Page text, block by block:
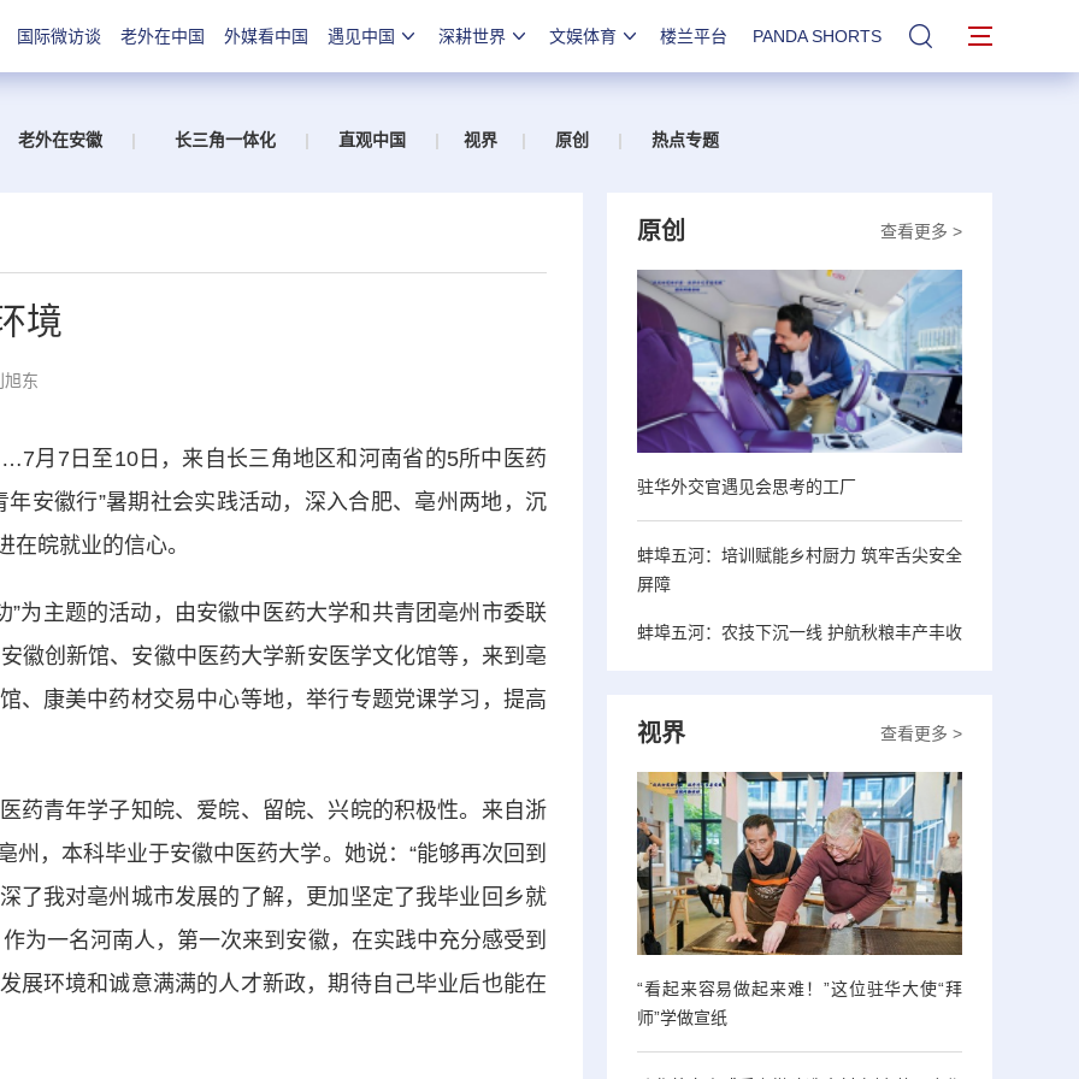
国际微访谈 老外在中国 外媒看中国 遇见中国 深耕世界 文娱体育 楼兰平台 PANDA SHORTS 站内搜索
老外在安徽 | 长三角一体化 | 直观中国 | 视界 | 原创 | 热点专题
境
旭东
7日至10日，来自长三角地区和河南省的5所中医药
安徽行”暑期社会实践活动，深入合肥、亳州两地，沉
在皖就业的信心。
主题的活动，由安徽中医药大学和共青团亳州市委联
徽创新馆、安徽中医药大学新安医学文化馆等，来到亳
、康美中药材交易中心等地，举行专题党课学习，提高
青年学子知皖、爱皖、留皖、兴皖的积极性。来自浙
，本科毕业于安徽中医药大学。她说：“能够再次回到
了我对亳州城市发展的了解，更加坚定了我毕业回乡就
为一名河南人，第一次来到安徽，在实践中充分感受到
展环境和诚意满满的人才新政，期待自己毕业后也能在
查看更多 >
原创
驻华外交官遇见会思考的工厂
蚌埠五河：培训赋能乡村厨力 筑牢舌尖安全
屏障
蚌埠五河：农技下沉一线 护航秋粮丰产丰收
查看更多 >
视界
“看起来容易做起来难！”这位驻华大使“拜
师”学做宣纸